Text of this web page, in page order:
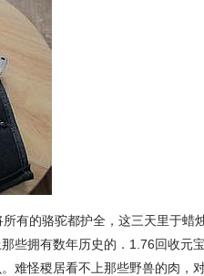
有的骆驼都护全，这三天里于蜡
些拥有数年历史的．1.76回收元
难怪稷居看不上那些野兽的肉，